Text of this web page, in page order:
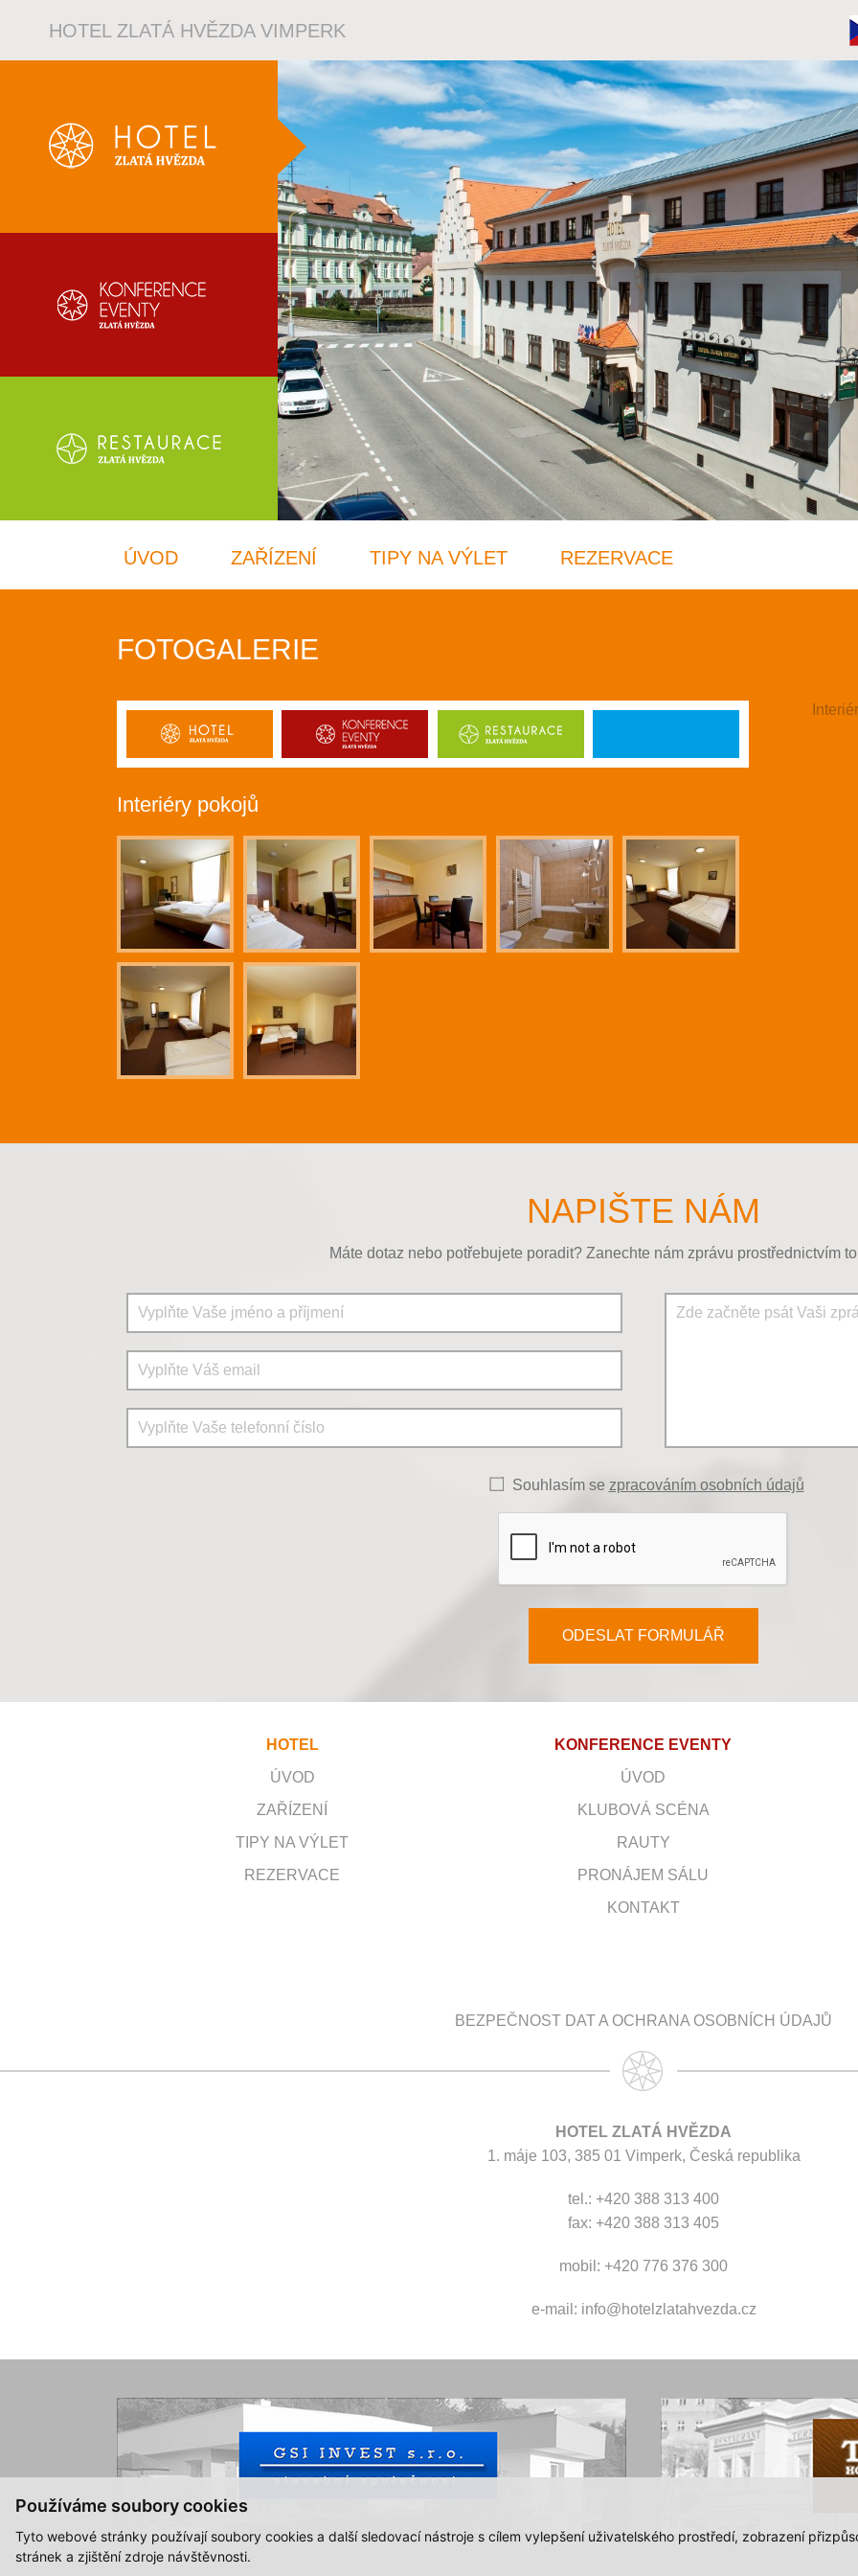
Používáme soubory cookies
Tyto webové stránky používají soubory cookies a další sledovací nástroje s cílem vylepšení uživatelského prostředí, zobrazení
stránek a zjištění zdroje návštěvnosti.
HOTEL ZLATÁ HVĚZDA VIMPERK
ÚVOD ZAŘÍZENÍ TIPY NA VÝLET REZERVACE
FOTOGALERIE
Interiéry pokojů
NAPIŠTE NÁM
Máte dotaz nebo potřebujete poradit? Zanechte nám zprávu prostřednictvím
Souhlasím se zpracováním osobních údajů
ODESLAT FORMULÁŘ
HOTEL
ÚVOD
ZAŘÍZENÍ
TIPY NA VÝLET
REZERVACE
KONFERENCE EVENTY
ÚVOD
KLUBOVÁ SCÉNA
RAUTY
PRONÁJEM SÁLU
KONTAKT
BEZPEČNOST DAT A OCHRANA OSOBNÍCH ÚDAJŮ
HOTEL ZLATÁ HVĚZDA
1. máje 103, 385 01 Vimperk, Česká republika
tel.: +420 388 313 400
fax: +420 388 313 405
mobil: +420 776 376 300
e-mail: info@hotelzlatahvezda.cz